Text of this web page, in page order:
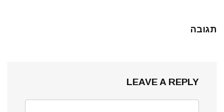
תגובה
LEAVE A REPLY